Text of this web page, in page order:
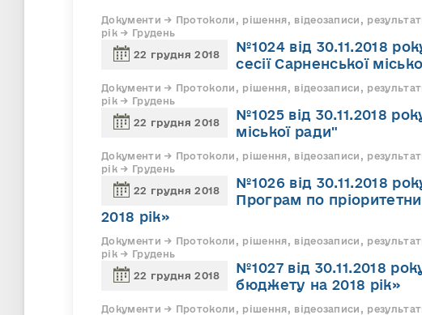
Документи → Протоколи, рішення, відеозаписи,
рік → Грудень
22 грудня 2018
№1024 від 30.11.2018
сесії Сарненської
Документи → Протоколи, рішення, відеозаписи,
рік → Грудень
22 грудня 2018
№1025 від 30.11.2018
міської ради"
Документи → Протоколи, рішення, відеозаписи,
рік → Грудень
22 грудня 2018
№1026 від 30.11.2018
Програм по
2018 рік»
Документи → Протоколи, рішення, відеозаписи,
рік → Грудень
22 грудня 2018
№1027 від 30.11.2018
бюджету на 2018 рік»
Документи → Протоколи, рішення, відеозаписи,